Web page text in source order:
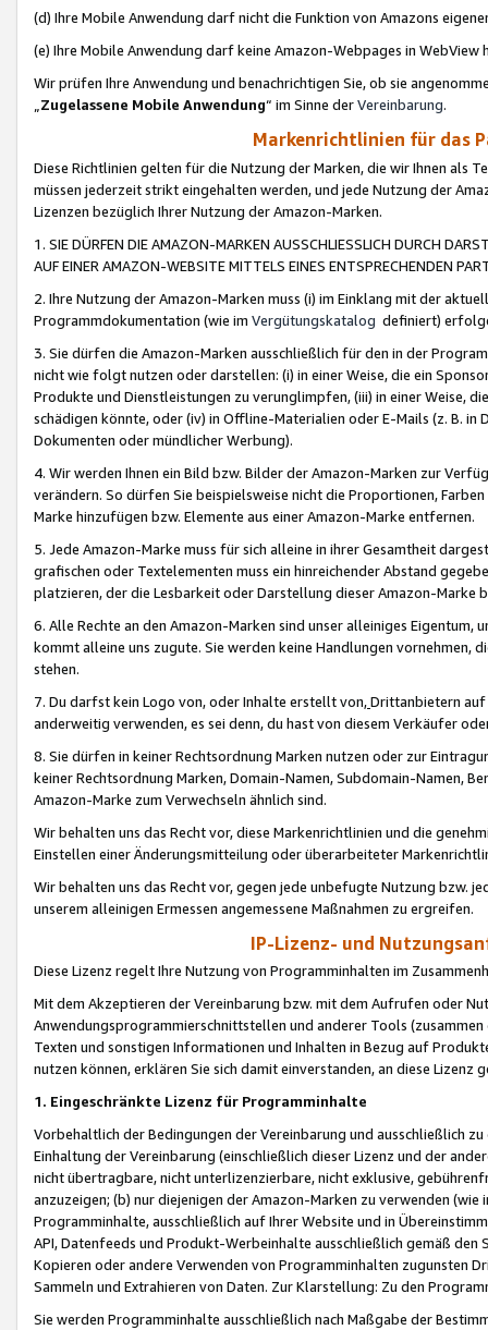
(d) Ihre Mobile Anwendung darf nicht die Funktion von Amazons
(e) Ihre Mobile Anwendung darf keine Amazon-Webpages in WebView
Wir prüfen Ihre Anwendung und benachrichtigen Sie, ob sie
„Zugelassene Mobile Anwendung“ im Sinne derVereinbarung.
Markenrichtlinien für das
Diese Richtlinien gelten für die Nutzung der Marken, die wir Ihnen als
müssen jederzeit strikt eingehalten werden, und jede Nutzung der
Lizenzen bezüglich Ihrer Nutzung der Amazon-Marken.
1. SIE DÜRFEN DIE AMAZON-MARKEN AUSSCHLIESSLICH DURCH
AUF EINER AMAZON-WEBSITE MITTELS EINES ENTSPRECHENDEN
2. Ihre Nutzung der Amazon-Marken muss (i) im Einklang mit der
Programmdokumentation (wie im Vergütungskatalog definiert)
3. Sie dürfen die Amazon-Marken ausschließlich für den in der
nicht wie folgt nutzen oder darstellen: (i) in einer Weise, die ein
Produkte und Dienstleistungen zu verunglimpfen, (iii) in einer Weise,
schädigen könnte, oder (iv) in Offline-Materialien oder E-Mails (z. B. in
Dokumenten oder mündlicher Werbung).
4. Wir werden Ihnen ein Bild bzw. Bilder der Amazon-Marken zur
verändern. So dürfen Sie beispielsweise nicht die Proportionen,
Marke hinzufügen bzw. Elemente aus einer Amazon-Marke entfernen.
5. Jede Amazon-Marke muss für sich alleine in ihrer Gesamtheit
grafischen oder Textelementen muss ein hinreichender Abstand
platzieren, der die Lesbarkeit oder Darstellung dieser Amazon-Marke
6. Alle Rechte an den Amazon-Marken sind unser alleiniges
kommt alleine uns zugute. Sie werden keine Handlungen vornehmen,
stehen.
7. Du darfst kein Logo von, oder Inhalte erstellt von,Drittanbietern auf
anderweitig verwenden, es sei denn, du hast von diesem Verkäufer
8. Sie dürfen in keiner Rechtsordnung Marken nutzen oder zur
keiner Rechtsordnung Marken, Domain-Namen, Subdomain-Namen,
Amazon-Marke zum Verwechseln ähnlich sind.
Wir behalten uns das Recht vor, diese Markenrichtlinien und die
Einstellen einer Änderungsmitteilung oder überarbeiteter
Wir behalten uns das Recht vor, gegen jede unbefugte Nutzung bzw.
unserem alleinigen Ermessen angemessene Maßnahmen zu ergreifen.
IP-Lizenz- und
Diese Lizenz regelt Ihre Nutzung von Programminhalten im
Mit dem Akzeptieren der Vereinbarung bzw. mit dem Aufrufen oder
Anwendungsprogrammierschnittstellen und anderer Tools (zusammen
Texten und sonstigen Informationen und Inhalten in Bezug auf
nutzen können, erklären Sie sich damit einverstanden, an diese Lizenz
1. Eingeschränkte Lizenz für Programminhalte
Vorbehaltlich der Bedingungen der Vereinbarung und ausschließlich
Einhaltung der Vereinbarung (einschließlich dieser Lizenz und der
nicht übertragbare, nicht unterlizenzierbare, nicht exklusive,
anzuzeigen; (b) nur diejenigen der Amazon-Marken zu verwenden
Programminhalte, ausschließlich auf Ihrer Website und in
API, Datenfeeds und Produkt-Werbeinhalte ausschließlich gemäß
Kopieren oder andere Verwenden von Programminhalten zugunsten
Sammeln und Extrahieren von Daten. Zur Klarstellung: Zu den
Sie werden Programminhalte ausschließlich nach Maßgabe der